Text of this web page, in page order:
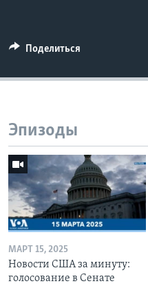
Поделиться
Эпизоды
МАРТ 15, 2025
Новости США за минуту:
голосование в Сенате